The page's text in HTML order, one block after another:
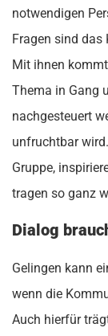
notwendigen
Fragen sind das
Mit ihnen
Thema in Gang
nachgesteuert
unfruchtbar
Gruppe,
tragen so ganz
Dialog
Gelingen kann
wenn die
Auch hierfür